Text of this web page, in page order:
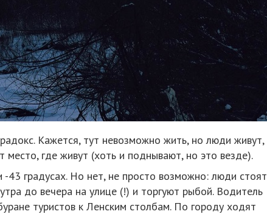
Кажется, тут невозможно жить, но люди живут,
где живут (хоть и поднывают, но это везде).
43 градусах. Но нет, не просто возможно: люди стоят
до вечера на улице (!) и торгуют рыбой. Водитель
туристов к Ленским столбам. По городу ходят